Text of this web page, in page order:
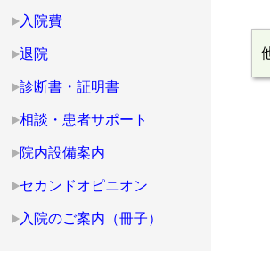
入院費
退院
診断書・証明書
相談・患者サポート
院内設備案内
セカンドオピニオン
入院のご案内（冊子）